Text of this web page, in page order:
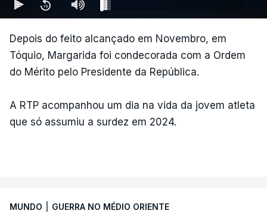
Depois do feito alcançado em Novembro, em
Tóquio, Margarida foi condecorada com a Ordem
do Mérito pelo Presidente da República.
A RTP acompanhou um dia na vida da jovem atleta
que só assumiu a surdez em 2024.
MUNDO GUERRA NO MÉDIO ORIENTE